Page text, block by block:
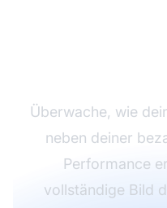
Überwache, wie
neben deiner
Performance
vollständige Bild